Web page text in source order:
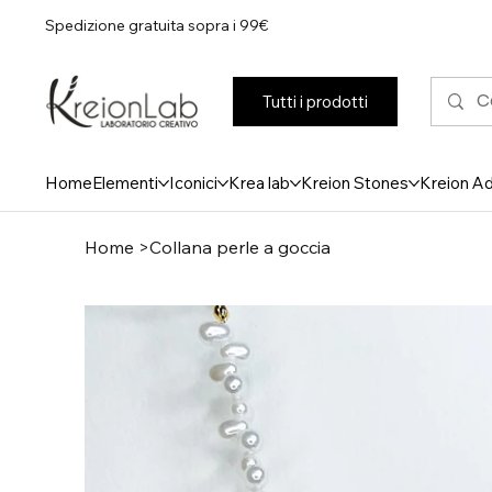
Spedizione gratuita sopra i 99€
Tutti i prodotti
HomeElementi Iconici Krea lab Kreion Stones Kreion
Home >Collana perle a goccia